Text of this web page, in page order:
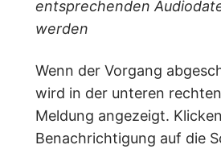
entsprechenden
werden
Wenn der Vorgang
wird in der unteren
Meldung angezeigt.
Benachrichtigung auf die